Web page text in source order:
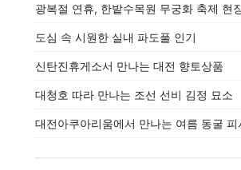
광복절 연휴, 한밭수목원 무궁화 축제 현
도심 속 시원한 실내 파도풀 인기
신탄진휴게소서 만나는 대전 향토상품
대청호 따라 만나는 조선 선비 김정 묘소
대전아쿠아리움에서 만나는 여름 동굴 피